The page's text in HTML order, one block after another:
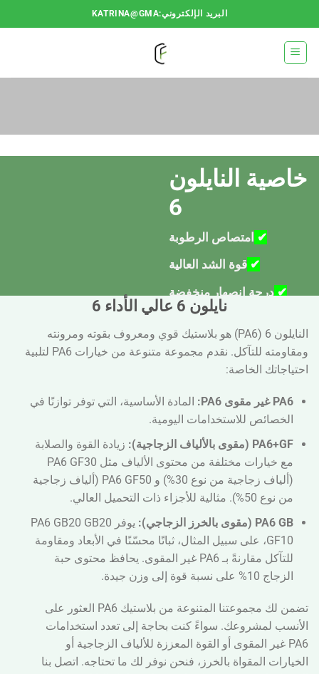
للمحتوى
البريد الإلكتروني:KATRINA@GMA
خاصية النايلون
6
✔ امتصاص الرطوبة
✔ قوة الشد العالية
✔ درجة انصهار منخفضة
مقاومة جيدة للتآكل
✔مقاومة كيميائية عادلة
نايلون 6 عالي الأداء 6
النايلون 6 (PA6) هو بلاستيك قوي ومعروف بقوته ومرونته
ومقاومته للتآكل. نقدم مجموعة متنوعة من خيارات PA6 لتلبية
احتياجاتك الخاصة:
PA6 غير مقوى PA6:
المادة الأساسية، التي توفر توازنًا في
الخصائص للاستخدامات اليومية.
PA6+GF (مقوى بالألياف الزجاجية):
زيادة القوة والصلابة
مع خيارات مختلفة من محتوى الألياف مثل PA6 GF30
(ألياف زجاجية من نوع 30%) و PA6 GF50 (ألياف زجاجية
من نوع 50%). مثالية للأجزاء ذات التحميل العالي.
PA6 GB (مقوى بالخرز الزجاجي):
يوفر PA6 GB20 GB20
GF10، على سبيل المثال، ثباتًا محسّنًا في الأبعاد ومقاومة
للتآكل مقارنةً بـ PA6 غير المقوى. يحافظ محتوى حبة
الزجاج 10% على نسبة قوة إلى وزن جيدة.
تضمن لك مجموعتنا المتنوعة من بلاستيك PA6 العثور على
الأنسب لمشروعك. سواءً كنت بحاجة إلى تعدد استخدامات
PA6 غير المقوى أو القوة المعززة للألياف الزجاجية أو
الخيارات المقواة بالخرز، فنحن نوفر لك ما تحتاجه. اتصل بنا